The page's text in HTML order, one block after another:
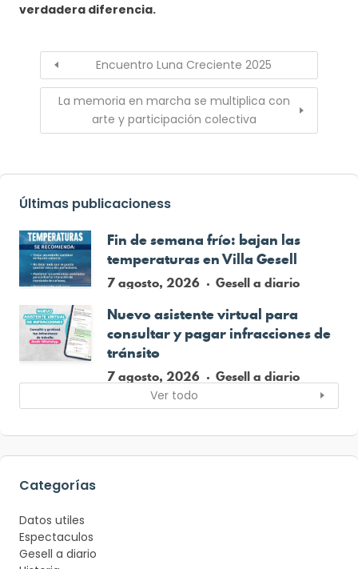
verdadera diferencia.
Encuentro Luna Creciente 2025
La memoria en marcha se multiplica con
arte y participación colectiva
Últimas publicacioness
Fin de semana frío: bajan las
temperaturas en Villa Gesell
7 agosto, 2026 Gesell a diario
Nuevo asistente virtual para
consultar y pagar infracciones de
tránsito
7 agosto, 2026 Gesell a diario
Ver todo
Categorías
Datos utiles
Espectaculos
Gesell a diario